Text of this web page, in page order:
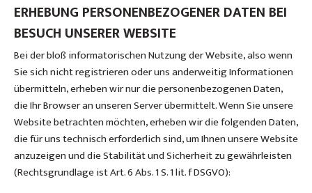
ERHEBUNG PERSONENBEZOGENER DATEN BEI
BESUCH UNSERER WEBSITE
Bei der bloß informatorischen Nutzung der Website, also wenn
Sie sich nicht registrieren oder uns anderweitig Informationen
übermitteln, erheben wir nur die personenbezogenen Daten,
die Ihr Browser an unseren Server übermittelt. Wenn Sie unsere
Website betrachten möchten, erheben wir die folgenden Daten,
die für uns technisch erforderlich sind, um Ihnen unsere Website
anzuzeigen und die Stabilität und Sicherheit zu gewährleisten
(Rechtsgrundlage ist Art. 6 Abs. 1 S. 1 lit. f DSGVO):